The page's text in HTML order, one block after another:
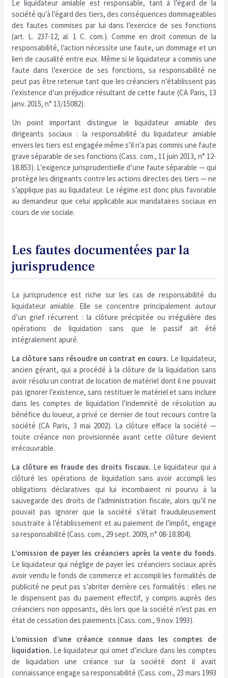
Le liquidateur amiable est responsable, tant à l’égard de la
société qu’à l’égard des tiers, des conséquences dommageables
des fautes commises par lui dans l’exercice de ses fonctions
(art. L. 237-12, al. 1 C. com.). Comme en droit commun de la
responsabilité, l’action nécessite une faute, un dommage et un
lien de causalité entre eux. Même si le liquidateur a commis une
faute dans l’exercice de ses fonctions, sa responsabilité ne
peut pas être retenue tant que les créanciers n’établissent pas
l’existence d’un préjudice résultant de cette faute (CA Paris, 13
janv. 2015, n° 13/15082).
Un point important distingue le liquidateur amiable des
dirigeants sociaux : la responsabilité du liquidateur amiable
envers les tiers est engagée même s’il n’a pas commis une faute
grave séparable de ses fonctions (Cass. com., 11 juin 2013, n° 12-
18.853). L’exigence jurisprudentielle d’une faute séparable — qui
protège les dirigeants contre les actions directes des tiers — ne
s’applique pas au liquidateur. Le régime est donc plus favorable
au demandeur que celui applicable aux mandataires sociaux en
cours de vie sociale.
Les fautes documentées par la
jurisprudence
La jurisprudence est riche sur les cas de responsabilité du
liquidateur amiable. Elle se concentre principalement autour
d’un grief récurrent : la clôture précipitée ou irrégulière des
opérations de liquidation sans que le passif ait été
intégralement apuré.
La clôture sans résoudre un contrat en cours. Le liquidateur,
ancien gérant, qui a procédé à la clôture de la liquidation sans
avoir résolu un contrat de location de matériel dont il ne pouvait
pas ignorer l’existence, sans restituer le matériel et sans inclure
dans les comptes de liquidation l’indemnité de résolution au
bénéfice du loueur, a privé ce dernier de tout recours contre la
société (CA Paris, 3 mai 2002). La clôture efface la société —
toute créance non provisionnée avant cette clôture devient
irrécouvrable.
La clôture en fraude des droits fiscaux. Le liquidateur qui a
clôturé les opérations de liquidation sans avoir accompli les
obligations déclaratives qui lui incombaient ni pourvu à la
sauvegarde des droits de l’administration fiscale, alors qu’il ne
pouvait pas ignorer que la société s’était frauduleusement
soustraite à l’établissement et au paiement de l’impôt, engage
sa responsabilité (Cass. com., 29 sept. 2009, n° 08-18.804).
L’omission de payer les créanciers après la vente du fonds.
Le liquidateur qui néglige de payer les créanciers sociaux après
avoir vendu le fonds de commerce et accompli les formalités de
publicité ne peut pas s’abriter derrière ces formalités : elles ne
le dispensent pas du paiement effectif, y compris auprès des
créanciers non opposants, dès lors que la société n’est pas en
état de cessation des paiements (Cass. com., 9 nov. 1993).
L’omission d’une créance connue dans les comptes de
liquidation. Le liquidateur qui omet d’inclure dans les comptes
de liquidation une créance sur la société dont il avait
connaissance engage sa responsabilité (Cass. com., 23 mars 1993